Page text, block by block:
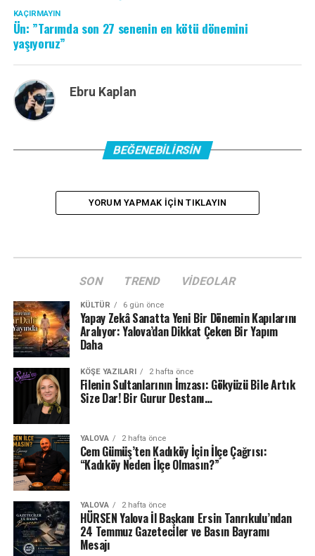
KAÇIRMAYIN
Ün: ”Tarımda son 27 senenin en kötü dönemini
yaşıyoruz”
Ebru Kaplan
BEĞENEBILIRSIN
YORUM YAPMAK IÇIN TIKLAYIN
SON TREND VIDEOLAR
KÜLTÜR 6 gün önce
Yapay Zekâ Sanatta Yeni Bir Dönemin Kapılarını
Aralıyor: Yalova’dan Dikkat Çeken Bir Yapım
Daha
KÖŞE YAZILARI 2 hafta önce
Filenin Sultanlarının İmzası: Gökyüzü Bile Artık
Size Dar! Bir Gurur Destanı…
YALOVA 2 hafta önce
Cem Gümüş’ten Kadıköy İçin İlçe Çağrısı:
“Kadıköy Neden İlçe Olmasın?”
YALOVA 2 hafta önce
HÜRSEN Yalova İl Başkanı Ersin Tanrıkulu’ndan
24 Temmuz Gazeteciler ve Basın Bayramı
Mesajı